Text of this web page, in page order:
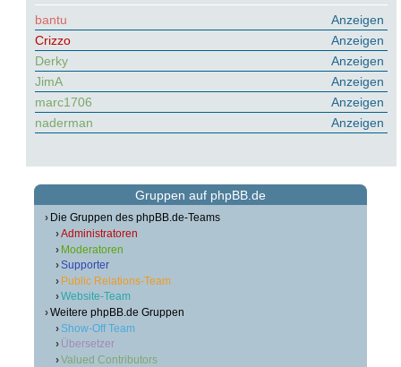
Anzeigen
bantu
Anzeigen
Crizzo
Anzeigen
Derky
Anzeigen
JimA
Anzeigen
marc1706
Anzeigen
naderman
Gruppen auf phpBB.de
Die Gruppen des phpBB.de-Teams
Administratoren
Moderatoren
Supporter
Public Relations-Team
Website-Team
Weitere phpBB.de Gruppen
Show-Off Team
Übersetzer
Valued Contributors